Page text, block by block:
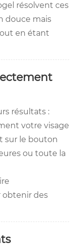
résolvent ces
douce mais
en étant
résultats :
votre visage
sur le bouton
ou toute la
obtenir des